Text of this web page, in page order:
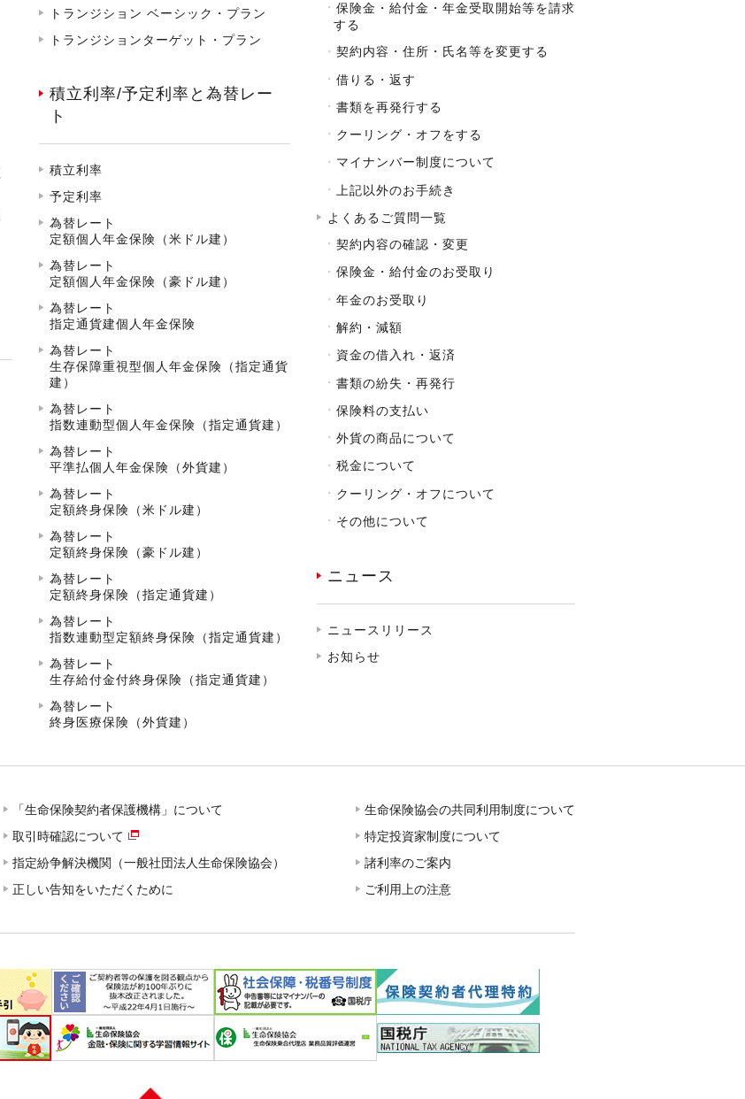
トランジション ベーシック・プラン
トランジションターゲット・プラン
積立利率/予定利率と為替レー
ト
積立利率
予定利率
為替レート
定額個人年金保険（米ドル建）
為替レート
定額個人年金保険（豪ドル建）
為替レート
指定通貨建個人年金保険
為替レート
生存保障重視型個人年金保険（指定通貨
建）
為替レート
指数連動型個人年金保険（指定通貨建）
為替レート
平準払個人年金保険（外貨建）
為替レート
定額終身保険（米ドル建）
為替レート
定額終身保険（豪ドル建）
為替レート
定額終身保険（指定通貨建）
為替レート
指数連動型定額終身保険（指定通貨建）
為替レート
生存給付金付終身保険（指定通貨建）
為替レート
終身医療保険（外貨建）
保険金・給付金・年金受取開始等を請求
する
契約内容・住所・氏名等を変更する
借りる・返す
書類を再発行する
クーリング・オフをする
マイナンバー制度について
上記以外のお手続き
よくあるご質問一覧
契約内容の確認・変更
保険金・給付金のお受取り
年金のお受取り
解約・減額
資金の借入れ・返済
書類の紛失・再発行
保険料の支払い
外貨の商品について
税金について
クーリング・オフについて
その他について
ニュース
ニュースリリース
お知らせ
「生命保険契約者保護機構」について
取引時確認について
指定紛争解決機関（一般社団法人生命保険協会）
正しい告知をいただくために
生命保険協会の共同利用制度について
特定投資家制度について
諸利率のご案内
ご利用上の注意